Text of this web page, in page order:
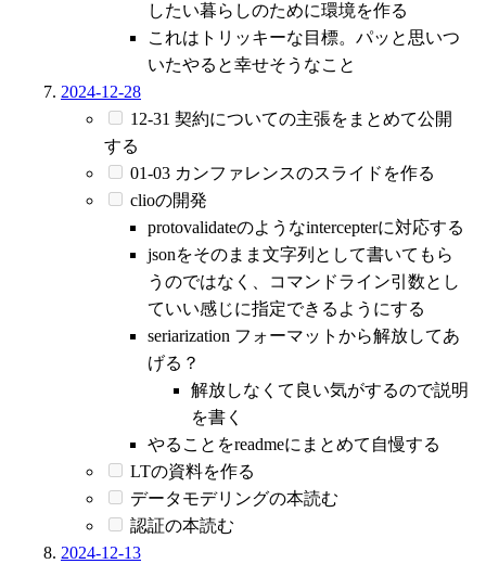
したい暮らしのために環境を作る
これはトリッキーな目標。パッと思いつ
いたやると幸せそうなこと
2024-12-28
12-31 契約についての主張をまとめて公開
する
01-03 カンファレンスのスライドを作る
clioの開発
protovalidateのようなintercepterに対応する
jsonをそのまま文字列として書いてもら
うのではなく、コマンドライン引数とし
ていい感じに指定できるようにする
seriarization フォーマットから解放してあ
げる？
解放しなくて良い気がするので説明
を書く
やることをreadmeにまとめて自慢する
LTの資料を作る
データモデリングの本読む
認証の本読む
2024-12-13